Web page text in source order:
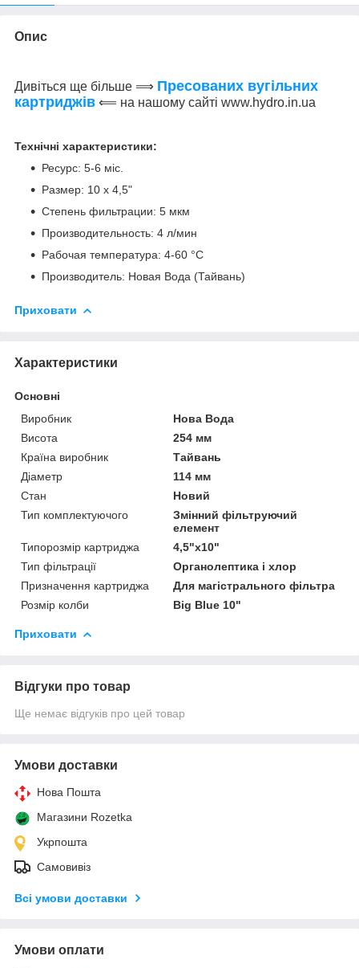
Опис
Дивіться ще більше ⟹ Пресованих вугільних
картриджів ⟸ на нашому сайті www.hydro.in.ua
Технічні характеристики:
Ресурс: 5-6 міс.
Размер: 10 х 4,5"
Степень фильтрации: 5 мкм
Производительность: 4 л/мин
Рабочая температура: 4-60 °С
Производитель: Новая Вода (Тайвань)
Приховати
Характеристики
Основні
Виробник
Нова Вода
Висота
254 мм
Країна виробник
Тайвань
Діаметр
114 мм
Стан
Новий
Тип комплектуючого
Змінний фільтруючий
елемент
Типорозмір картриджа
4,5"х10"
Тип фільтрації
Органолептика і хлор
Призначення картриджа
Для магістрального фільтра
Розмір колби
Big Blue 10"
Приховати
Відгуки про товар
Ще немає відгуків про цей товар
Умови доставки
Нова Пошта
Магазини Rozetka
Укрпошта
Самовивіз
Всі умови доставки
Умови оплати